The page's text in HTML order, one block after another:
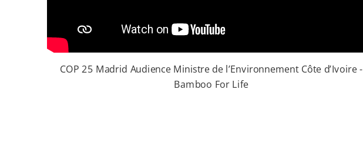
COP 25 Madrid Audience Ministre de l’Environnement Côte d’Ivoire -
Bamboo For Life